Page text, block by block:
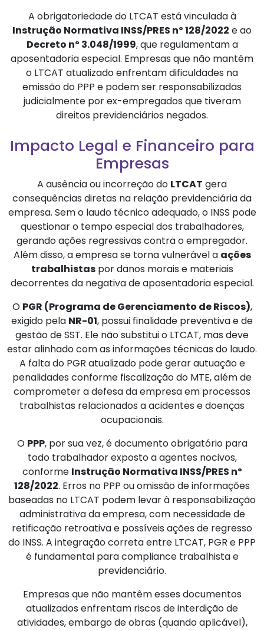
A obrigatoriedade do LTCAT está vinculada à
Instrução Normativa INSS/PRES nº 128/2022 e ao
Decreto nº 3.048/1999, que regulamentam a
aposentadoria especial. Empresas que não mantêm
o LTCAT atualizado enfrentam dificuldades na
emissão do PPP e podem ser responsabilizadas
judicialmente por ex-empregados que tiveram
direitos previdenciários negados.
Impacto Legal e Financeiro para
Empresas
A ausência ou incorreção do LTCAT gera
consequências diretas na relação previdenciária da
empresa. Sem o laudo técnico adequado, o INSS pode
questionar o tempo especial dos trabalhadores,
gerando ações regressivas contra o empregador.
Além disso, a empresa se torna vulnerável a ações
trabalhistaspor danos morais e materiais
decorrentes da negativa de aposentadoria especial.
O PGR (Programa de Gerenciamento de Riscos),
exigido pela NR-01, possui finalidade preventiva e de
gestão de SST. Ele não substitui o LTCAT, mas deve
estar alinhado com as informações técnicas do laudo.
A falta do PGR atualizado pode gerar autuação e
penalidades conforme fiscalização do MTE, além de
comprometer a defesa da empresa em processos
trabalhistas relacionados a acidentes e doenças
ocupacionais.
O PPP, por sua vez, é documento obrigatório para
todo trabalhador exposto a agentes nocivos,
conforme Instrução Normativa INSS/PRES nº
128/2022. Erros no PPP ou omissão de informações
baseadas no LTCAT podem levar à responsabilização
administrativa da empresa, com necessidade de
retificação retroativa e possíveis ações de regresso
do INSS. A integração correta entre LTCAT, PGR e PPP
é fundamental para compliance trabalhista e
previdenciário.
Empresas que não mantêm esses documentos
atualizados enfrentam riscos de interdição de
atividades, embargo de obras (quando aplicável),